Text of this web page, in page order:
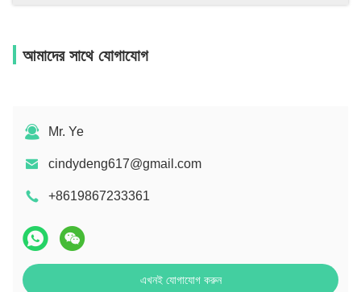
আমাদের সাথে যোগাযোগ
Mr. Ye
cindydeng617@gmail.com
+8619867233361
এখনই যোগাযোগ করুন